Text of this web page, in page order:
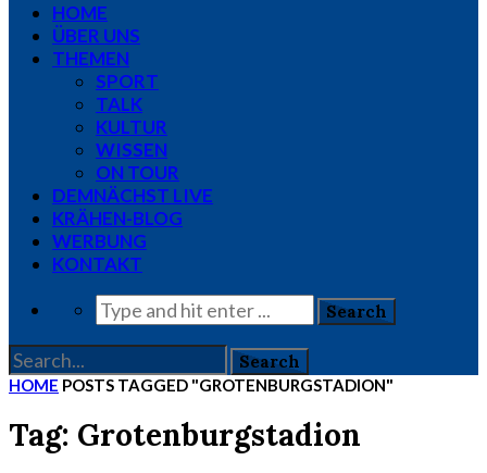
HOME
ÜBER UNS
THEMEN
SPORT
TALK
KULTUR
WISSEN
ON TOUR
DEMNÄCHST LIVE
KRÄHEN-BLOG
WERBUNG
KONTAKT
HOME POSTS TAGGED "GROTENBURGSTADION"
Tag: Grotenburgstadion